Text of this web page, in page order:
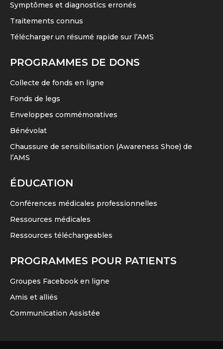
Symptômes et diagnostics erronés
Traitements connus
Télécharger un résumé rapide sur l’AMS
PROGRAMMES DE DONS
Collecte de fonds en ligne
Fonds de legs
Enveloppes commémoratives
Bénévolat
Chaussure de sensibilisation (Awareness Shoe) de
l’AMS
ÉDUCATION
Conférences médicales professionnelles
Ressources médicales
Ressources téléchargeables
PROGRAMMES POUR PATIENTS
Groupes Facebook en ligne
Amis et alliés
Communication Assistée